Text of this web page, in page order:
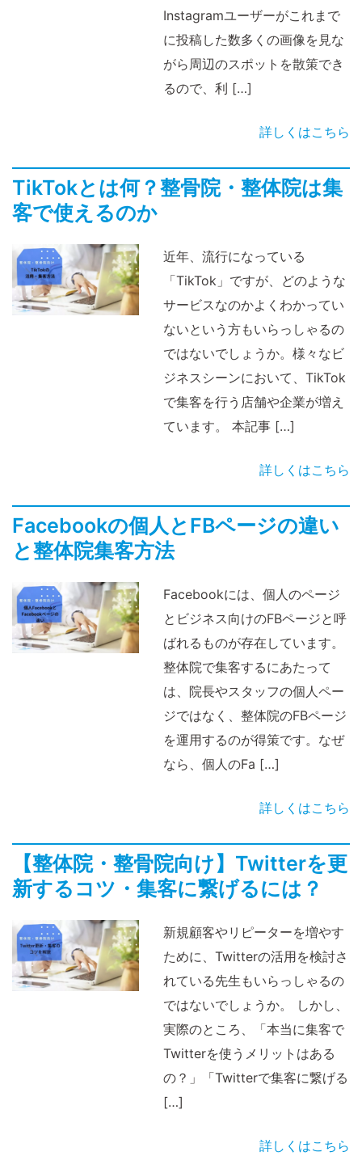
Instagramユーザーがこれまで
に投稿した数多くの画像を見な
がら周辺のスポットを散策でき
るので、利 […]
詳しくはこちら
TikTokとは何？整骨院・整体院は集
客で使えるのか
近年、流行になっている
「TikTok」ですが、どのような
サービスなのかよくわかってい
ないという方もいらっしゃるの
ではないでしょうか。様々なビ
ジネスシーンにおいて、TikTok
で集客を行う店舗や企業が増え
ています。 本記事 […]
詳しくはこちら
Facebookの個人とFBページの違い
と整体院集客方法
Facebookには、個人のページ
とビジネス向けのFBページと呼
ばれるものが存在しています。
整体院で集客するにあたって
は、院長やスタッフの個人ペー
ジではなく、整体院のFBページ
を運用するのが得策です。なぜ
なら、個人のFa […]
詳しくはこちら
【整体院・整骨院向け】Twitterを更
新するコツ・集客に繋げるには？
新規顧客やリピーターを増やす
ために、Twitterの活用を検討さ
れている先生もいらっしゃるの
ではないでしょうか。 しかし、
実際のところ、「本当に集客で
Twitterを使うメリットはある
の？」「Twitterで集客に繋げる
[…]
詳しくはこちら